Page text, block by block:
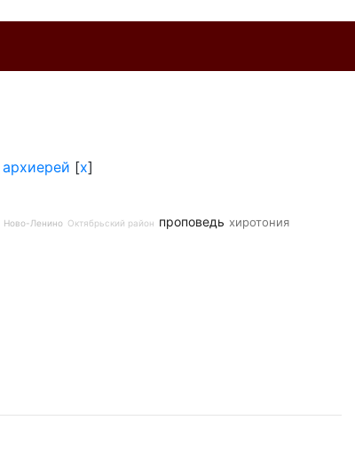
архиерей [x]
Ново-Ленино Октябрьский район проповедь хиротония